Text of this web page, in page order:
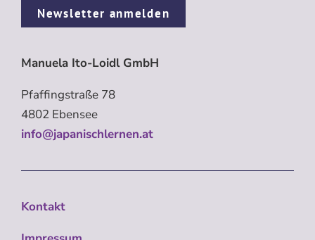
Newsletter anmelden
Manuela Ito-Loidl GmbH
Pfaffingstraße 78
4802 Ebensee
info@japanischlernen.at
Kontakt